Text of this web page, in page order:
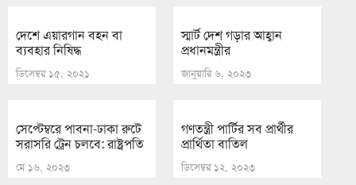
দেশে এয়ারগান বহন বা
ব্যবহার নিষিদ্ধ
ডিসেম্বর ১৫, ২০২১
স্মার্ট দেশ গড়ার আহ্বান
প্রধানমন্ত্রীর
জানুয়ারি ৬, ২০২৩
সেপ্টেম্বরে পাবনা-ঢাকা রুটে
সরাসরি ট্রেন চলবে: রাষ্ট্রপতি
মে ১৬, ২০২৩
গণতন্ত্রী পার্টির সব প্রার্থীর
প্রার্থিতা বাতিল
ডিসেম্বর ১২, ২০২৩